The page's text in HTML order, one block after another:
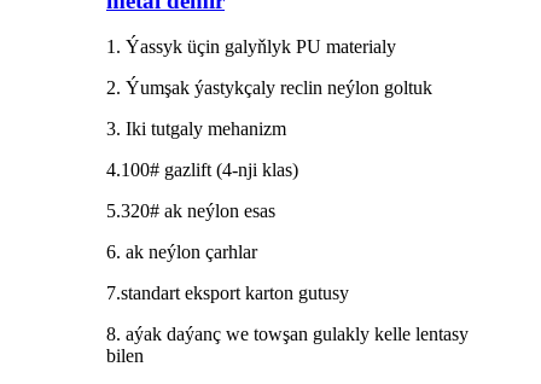
1. Ýassyk üçin galyňlyk PU materialy
2. Ýumşak ýastykçaly reclin neýlon goltuk
3. Iki tutgaly mehanizm
4.100# gazlift (4-nji klas)
5.320# ak neýlon esas
6. ak neýlon çarhlar
7.standart eksport karton gutusy
8. aýak daýanç we towşan gulakly kelle lentasy
bilen